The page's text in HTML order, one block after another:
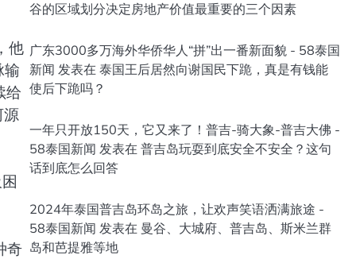
他
输
给
源
奇
谷的区域划分决定房地产价值最重要的三个因素
广东3000多万海外华侨华人“拼”出一番新面貌 - 58泰国
新闻 发表在 泰国王后居然向谢国民下跪，真是有钱能
使后下跪吗？
一年只开放150天，它又来了！普吉-骑大象-普吉大佛 -
58泰国新闻 发表在 普吉岛玩耍到底安全不安全？这句
话到底怎么回答
2024年泰国普吉岛环岛之旅，让欢声笑语洒满旅途 -
58泰国新闻 发表在 曼谷、大城府、普吉岛、斯米兰群
岛和芭提雅等地